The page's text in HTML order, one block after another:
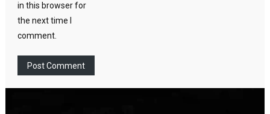
in this browser for
the next time I
comment.